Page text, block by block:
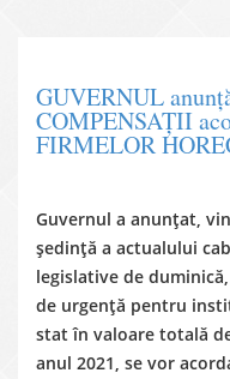
GUVERNUL
COMPENSAȚII
FIRMELOR
Guvernul a anunțat,
ședință a actualului
legislative de
de urgență pentru
stat în valoare totală
anul 2021, se vor